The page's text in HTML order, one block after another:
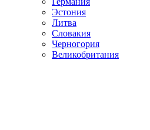
Эстония
Литва
Словакия
Черногория
Великобритания